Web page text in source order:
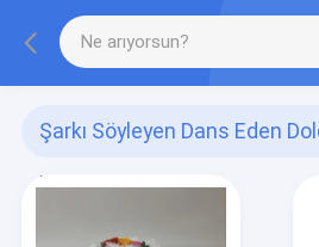
Şarkı Söyleyen Dans Eden
Hayvanlar